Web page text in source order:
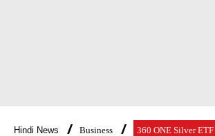
Hindi News Business 360 ONE Silver ETF